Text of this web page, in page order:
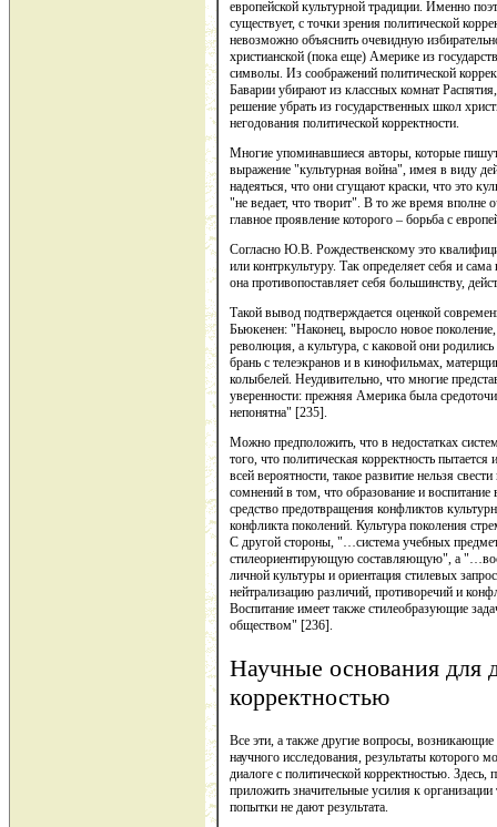
европейской культурной традиции. Именно
существует, с точки зрения политической
невозможно объяснить очевидную
христианской (пока еще) Америке из
символы. Из соображений политической
Баварии убирают из классных комнат
решение убрать из государственных школ
негодования политической корректности.
Многие упоминавшиеся авторы, которые
выражение "культурная война", имея в виду
надеяться, что они сгущают краски, что это
"не ведает, что творит". В то же время вполне
главное проявление которого – борьба с
Согласно Ю.В. Рождественскому это
или контркультуру. Так определяет себя и
она противопоставляет себя большинству,
Такой вывод подтверждается оценкой
Бьюкенен: "Наконец, выросло новое
революция, а культура, с каковой они
брань с телеэкранов и в кинофильмах,
колыбелей. Неудивительно, что многие
уверенности: прежняя Америка была
непонятна" [235].
Можно предположить, что в недостатках
того, что политическая корректность
всей вероятности, такое развитие нельзя
сомнений в том, что образование и
средство предотвращения конфликтов
конфликта поколений. Культура поколения
С другой стороны, "…система учебных
стилеориентирующую составляющую", а
личной культуры и ориентация стилевых
нейтрализацию различий, противоречий и
Воспитание имеет также стилеобразующие
обществом" [236].
Научные основания для
корректностью
Все эти, а также другие вопросы,
научного исследования, результаты которого
диалоге с политической корректностью.
приложить значительные усилия к
попытки не дают результата.